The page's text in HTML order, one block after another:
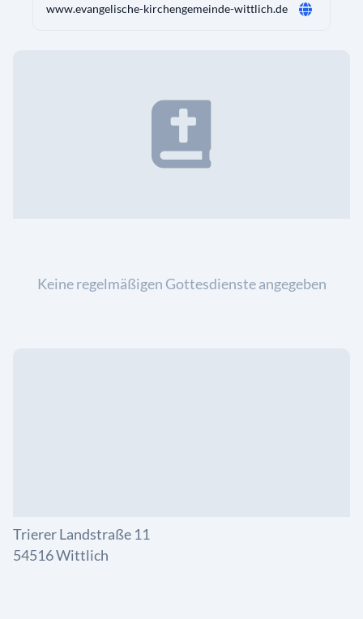
www.evangelische-kirchengemeinde-wittlich.de
Keine regelmäßigen Gottesdienste angegeben
Trierer Landstraße 11
54516 Wittlich